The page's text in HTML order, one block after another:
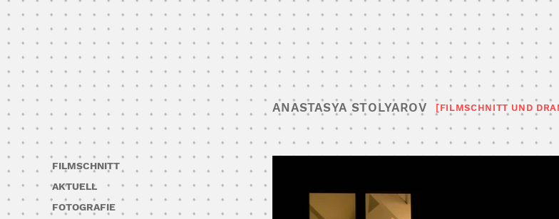
ANASTASYA STOLYAROV [FILMSCHNITT UND
FILMSCHNITT
AKTUELL
FOTOGRAFIE